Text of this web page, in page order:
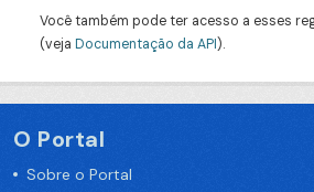
Você também pode ter acesso a esses
(veja Documentação da API).
O Portal
Sobre o Portal